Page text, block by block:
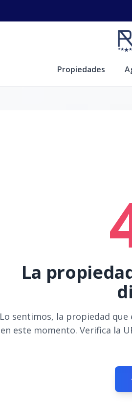
Propiedades
La
Lo sentimos, la propiedad
en este momento. Verifica la